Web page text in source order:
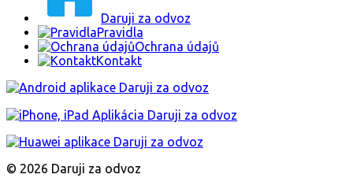
Daruji za odvoz
Pravidla
Ochrana údajů
Kontakt
© 2026 Daruji za odvoz